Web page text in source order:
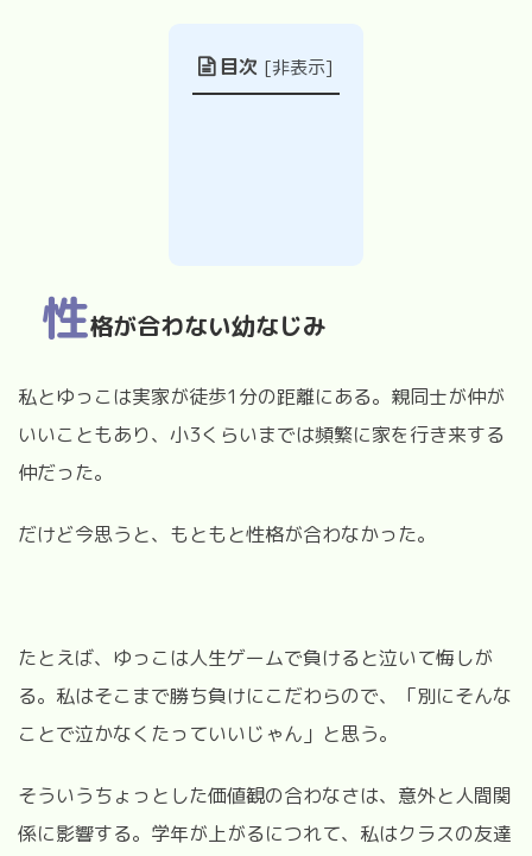
目次 [非表示]
性格が合わない幼なじみ
私とゆっこは実家が徒歩1分の距離にある。親同士が仲が
いいこともあり、小3くらいまでは頻繁に家を行き来する
仲だった。
だけど今思うと、もともと性格が合わなかった。
たとえば、ゆっこは人生ゲームで負けると泣いて悔しが
る。私はそこまで勝ち負けにこだわらので、「別にそんな
ことで泣かなくたっていいじゃん」と思う。
そういうちょっとした価値観の合わなさは、意外と人間関
係に影響する。学年が上がるにつれて、私はクラスの友達